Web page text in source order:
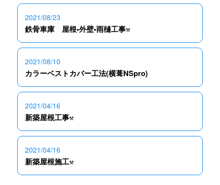
2021/08/23
鉄骨車庫 屋根•外壁•雨樋工事⚒
2021/08/10
カラーベストカバー工法(横葺NSpro)
2021/04/16
新築屋根工事⚒
2021/04/16
新築屋根施工⚒